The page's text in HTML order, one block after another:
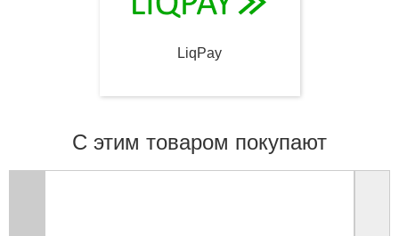
LiqPay
С этим товаром покупают